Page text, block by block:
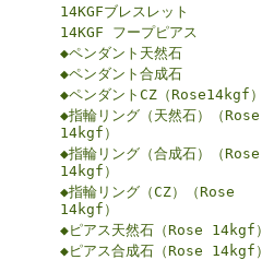
14KGFブレスレット
14KGF フープピアス
◆ペンダント天然石
◆ペンダント合成石
◆ペンダントCZ（Rose14kgf）
◆指輪リング（天然石）（Rose
14kgf）
◆指輪リング（合成石）（Rose
14kgf）
◆指輪リング（CZ）（Rose
14kgf）
◆ピアス天然石（Rose 14kgf）
◆ピアス合成石（Rose 14kgf）